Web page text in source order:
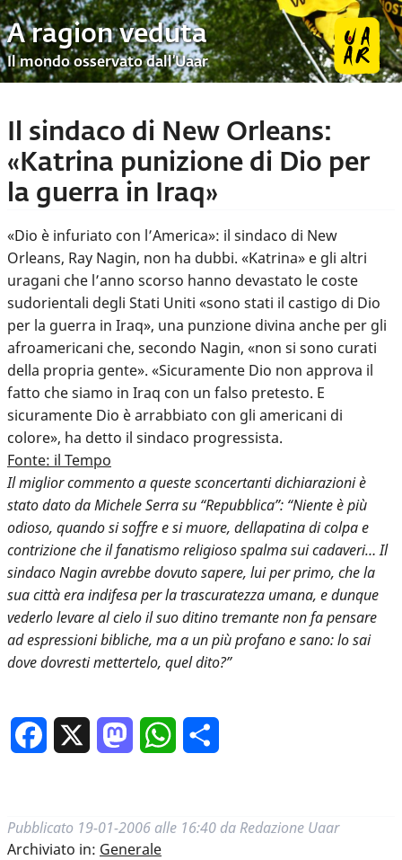
A ragion veduta
Il mondo osservato dall’Uaar
Il sindaco di New Orleans:
«Katrina punizione di Dio per
la guerra in Iraq»
«Dio è infuriato con l’America»: il sindaco di New
Orleans, Ray Nagin, non ha dubbi. «Katrina» e gli altri
uragani che l’anno scorso hanno devastato le coste
sudorientali degli Stati Uniti «sono stati il castigo di Dio
per la guerra in Iraq», una punzione divina anche per gli
afroamericani che, secondo Nagin, «non si sono curati
della propria gente». «Sicuramente Dio non approva il
fatto che siamo in Iraq con un falso pretesto. E
sicuramente Dio è arrabbiato con gli americani di
colore», ha detto il sindaco progressista.
Fonte: il Tempo
Il miglior commento a queste sconcertanti dichiarazioni è
stato dato da Michele Serra su “Repubblica”: “Niente è più
odioso, quando si soffre e si muore, dellapatina di colpa e
contrizione che il fanatismo religioso spalma sui cadaveri… Il
sindaco Nagin avrebbe dovuto sapere, lui per primo, che la
sua città era indifesa per la trascuratezza umana, e dunque
vederlo levare al cielo il suo ditino tremante non fa pensare
ad espressioni bibliche, ma a un più profano e sano: lo sai
dove dovresti mettertelo, quel dito?”
Facebook MastodonWhatsApp
Pubblicato 19-01-2006 alle 16:40 da Redazione Uaar
Archiviato in: Generale